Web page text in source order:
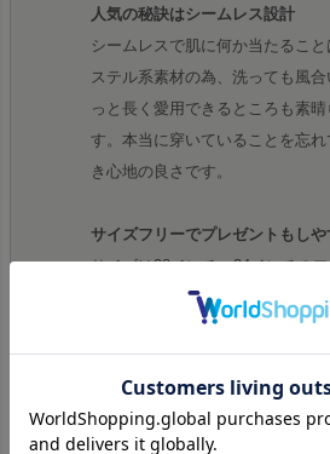
人気の秘訣はシームレス設計
シームレスで肌に何か当たるこ
ステル系素材の為、洗っても風
っと長く愛用できるところも素
す。本当に穿いていることを忘
き心地の良さです。
サイズフリーでプレゼントもしや
サイズは28インチ～34インチの
っており、どんな体型の方にも穿
プレゼントにも最適です。実際は
も穿けるほどのストレッチ性が